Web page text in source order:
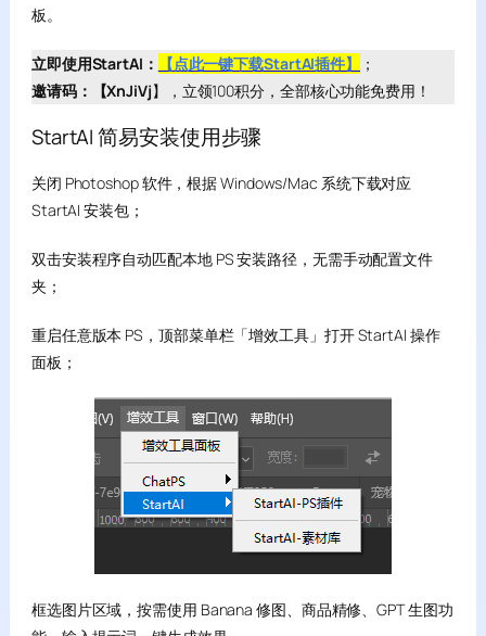
板。
立即使用StartAI： 【点此一键下载StartAI插件】
；
邀请码：【XnJiVj】，立领100积分，全部核心功能免费用！
StartAI 简易安装使用步骤
关闭 Photoshop 软件，根据 Windows/Mac 系统下载对应
StartAI 安装包；
双击安装程序自动匹配本地 PS 安装路径，无需手动配置文件
夹；
重启任意版本 PS，顶部菜单栏「增效工具」打开 StartAI 操作
面板；
框选图片区域，按需使用 Banana 修图、商品精修、GPT 生图功